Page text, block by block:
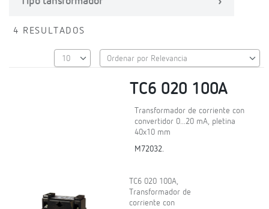
4 RESULTADOS
TC6 020 100A
Transformador de corriente con
convertidor 0...20 mA, pletina
40x10 mm
M72032.
TC6 020 100A,
Transformador de
corriente con